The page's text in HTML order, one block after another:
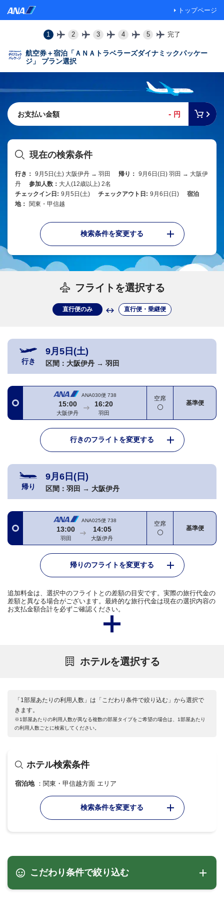
トップページ
1 2 3 4 5 完了
航空券＋宿泊「ＡＮＡトラベラーズダイナミックパッケー
ジ」 プラン選択
お支払い金額 - 円
現在の検索条件
行き： 9月5日(土) 大阪伊丹 → 羽田 帰り： 9月6日(日) 羽田 → 大阪伊
丹
参加人数： 大人(12歳以上) 2名
チェックイン日: 9月5日(土) チェックアウト日: 9月6日(日)
宿泊
地：
関東・甲信越
検索条件を変更する
フライトを選択する
直行便のみ 直行便・乗継便
行き
9月5日(土)
区間： 大阪伊丹 → 羽田
ANA030便 738
15:00
大阪伊丹
16:20
羽田
空席
基準便
行きのフライトを変更する
帰り
9月6日(日)
区間： 羽田 → 大阪伊丹
ANA025便 738
13:00
羽田
14:05
大阪伊丹
空席
基準便
帰りのフライトを変更する
追加料金は、選択中のフライトとの差額の目安です。実際の旅行代金の
差額と異なる場合がございます。最終的な旅行代金は現在の選択内容の
お支払金額合計を必ずご確認ください。
ホテルを選択する
「1部屋あたりの利用人数」は「こだわり条件で絞り込む」から選択で
きます。
※1部屋あたりの利用人数が異なる複数の部屋タイプをご希望の場合は、1部屋あたり
の利用人数ごとに検索してください。
ホテル検索条件
宿泊地 関東・甲信越方面 エリア
検索条件を変更する
こだわり条件で絞り込む